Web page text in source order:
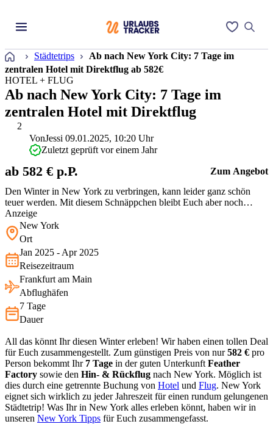
Startseite
Städtetrips
Ab nach New York City: 7 Tage im
zentralen Hotel mit Direktflug ab 582€
2
HOTEL + FLUG
Ab nach New York City: 7 Tage im
zentralen Hotel mit Direktflug
Den Winter in New York zu verbringen, kann leider ganz schön
teuer werden. Mit diesem Schnäppchen bleibt Euch aber noch
genug Budget, um die kalten Monate im Big Apple voll
auszukosten.
VonJessi 09.01.2025, 10:20 Uhr
Zuletzt geprüft vor einem Jahr
ab 582 € p.P. Zum Angebot
Anzeige
New York
Ort
Jan 2025 - Apr 2025
Reisezeitraum
Frankfurt am Main
Abflughäfen
7 Tage
Dauer
All das könnt Ihr diesen Winter erleben! Wir haben einen tollen Deal
für Euch zusammengestellt. Zum günstigen Preis von nur582 € pro
Person bekommt Ihr 7 Tage in der guten Unterkunft Feather
Factory sowie den Hin- & Rückflug nach New York. Möglich ist
dies durch eine getrennte Buchung von Hotel und Flug. New York
eignet sich wirklich zu jeder Jahreszeit für einen rundum gelungenen
Städtetrip! Was Ihr in New York alles erleben könnt, haben wir in
unseren New York Tipps für Euch zusammengefasst.